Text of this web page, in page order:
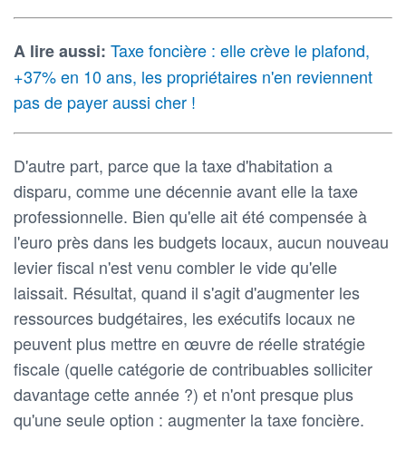
A lire aussi: Taxe foncière : elle crève le plafond,
+37% en 10 ans, les propriétaires n'en reviennent
pas de payer aussi cher !
D'autre part, parce que la taxe d'habitation a
disparu, comme une décennie avant elle la taxe
professionnelle. Bien qu'elle ait été compensée à
l'euro près dans les budgets locaux, aucun nouveau
levier fiscal n'est venu combler le vide qu'elle
laissait. Résultat, quand il s'agit d'augmenter les
ressources budgétaires, les exécutifs locaux ne
peuvent plus mettre en œuvre de réelle stratégie
fiscale (quelle catégorie de contribuables solliciter
davantage cette année ?) et n'ont presque plus
qu'une seule option : augmenter la taxe foncière.